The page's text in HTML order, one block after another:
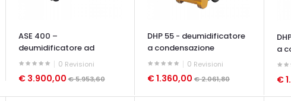
ASE 400 –
deumidificatore ad
adsorbimento
0 Revisioni
€ 3.900,00€ 5.953,60
DHP 55 - deumidificatore
a condensazione
0 Revisioni
€ 1.360,00 € 2.061,80
a
€